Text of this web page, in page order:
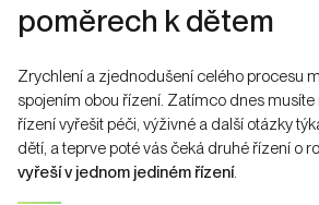
poměrech k dětem
Zrychlení a zjednodušení celého procesu
spojením obou řízení. Zatímco dnes
řízení vyřešit péči, výživné a další otázky
dětí, a teprve poté vás čeká druhé řízení o
vyřeší v jednom jediném řízení.